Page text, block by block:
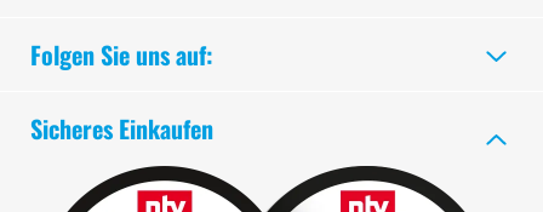
Folgen Sie uns auf:
Sicheres Einkaufen